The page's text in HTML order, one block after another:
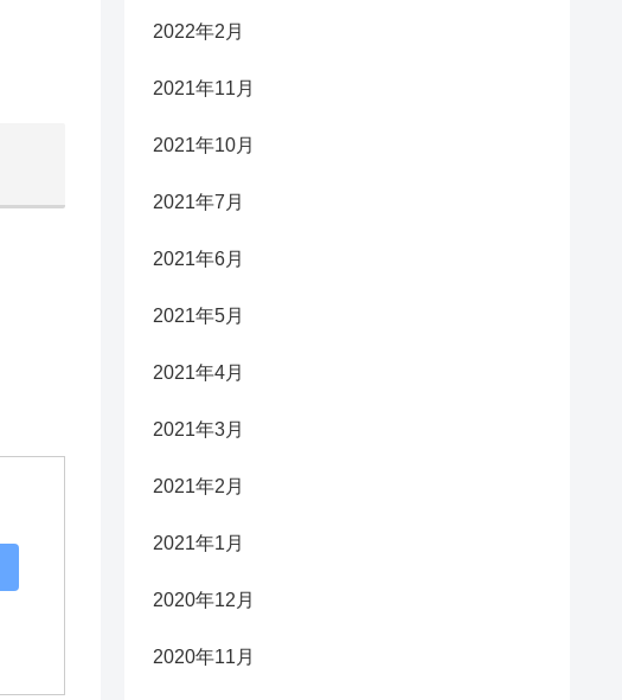
2022年2月
2021年11月
2021年10月
2021年7月
2021年6月
2021年5月
2021年4月
2021年3月
2021年2月
2021年1月
2020年12月
2020年11月